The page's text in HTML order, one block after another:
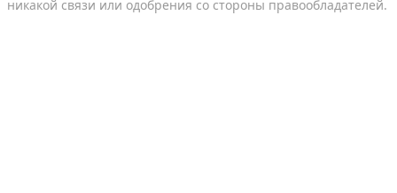
никакой связи или одобрения со стороны правообладателей.